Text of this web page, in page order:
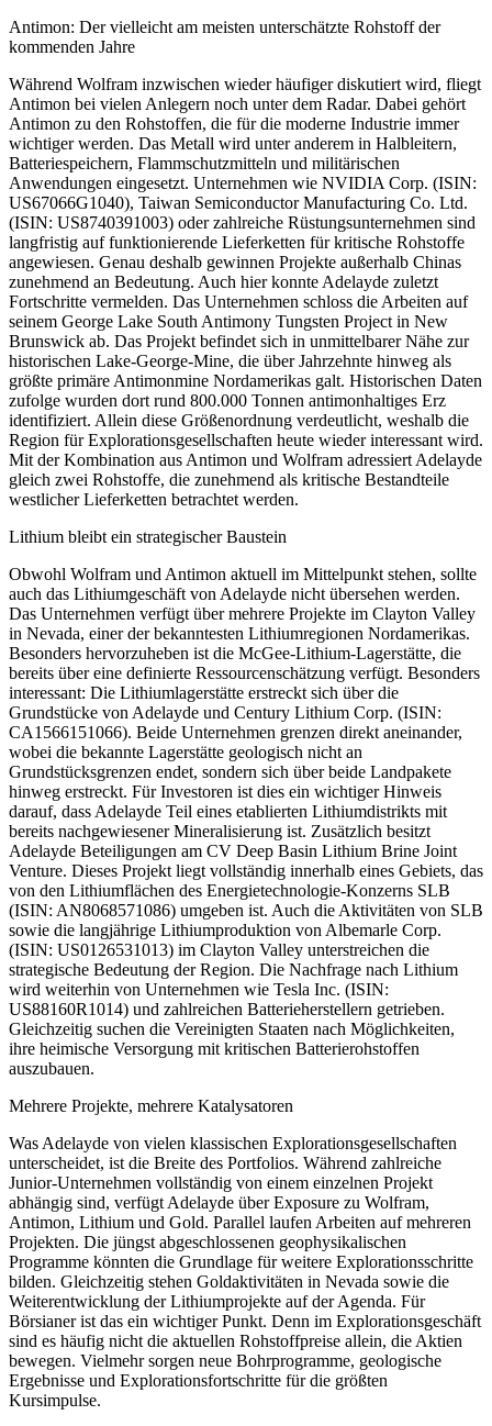
Antimon: Der vielleicht am meisten unterschätzte Rohstoff der
kommenden Jahre
Während Wolfram inzwischen wieder häufiger diskutiert wird, fliegt
Antimon bei vielen Anlegern noch unter dem Radar. Dabei gehört
Antimon zu den Rohstoffen, die für die moderne Industrie immer
wichtiger werden. Das Metall wird unter anderem in Halbleitern,
Batteriespeichern, Flammschutzmitteln und militärischen
Anwendungen eingesetzt. Unternehmen wie NVIDIA Corp. (ISIN:
US67066G1040), Taiwan Semiconductor Manufacturing Co. Ltd.
(ISIN: US8740391003) oder zahlreiche Rüstungsunternehmen sind
langfristig auf funktionierende Lieferketten für kritische Rohstoffe
angewiesen. Genau deshalb gewinnen Projekte außerhalb Chinas
zunehmend an Bedeutung. Auch hier konnte Adelayde zuletzt
Fortschritte vermelden. Das Unternehmen schloss die Arbeiten auf
seinem George Lake South Antimony Tungsten Project in New
Brunswick ab. Das Projekt befindet sich in unmittelbarer Nähe zur
historischen Lake-George-Mine, die über Jahrzehnte hinweg als
größte primäre Antimonmine Nordamerikas galt. Historischen Daten
zufolge wurden dort rund 800.000 Tonnen antimonhaltiges Erz
identifiziert. Allein diese Größenordnung verdeutlicht, weshalb die
Region für Explorationsgesellschaften heute wieder interessant wird.
Mit der Kombination aus Antimon und Wolfram adressiert Adelayde
gleich zwei Rohstoffe, die zunehmend als kritische Bestandteile
westlicher Lieferketten betrachtet werden.
Lithium bleibt ein strategischer Baustein
Obwohl Wolfram und Antimon aktuell im Mittelpunkt stehen, sollte
auch das Lithiumgeschäft von Adelayde nicht übersehen werden.
Das Unternehmen verfügt über mehrere Projekte im Clayton Valley
in Nevada, einer der bekanntesten Lithiumregionen Nordamerikas.
Besonders hervorzuheben ist die McGee-Lithium-Lagerstätte, die
bereits über eine definierte Ressourcenschätzung verfügt. Besonders
interessant: Die Lithiumlagerstätte erstreckt sich über die
Grundstücke von Adelayde und Century Lithium Corp. (ISIN:
CA1566151066). Beide Unternehmen grenzen direkt aneinander,
wobei die bekannte Lagerstätte geologisch nicht an
Grundstücksgrenzen endet, sondern sich über beide Landpakete
hinweg erstreckt. Für Investoren ist dies ein wichtiger Hinweis
darauf, dass Adelayde Teil eines etablierten Lithiumdistrikts mit
bereits nachgewiesener Mineralisierung ist. Zusätzlich besitzt
Adelayde Beteiligungen am CV Deep Basin Lithium Brine Joint
Venture. Dieses Projekt liegt vollständig innerhalb eines Gebiets, das
von den Lithiumflächen des Energietechnologie-Konzerns SLB
(ISIN: AN8068571086) umgeben ist. Auch die Aktivitäten von SLB
sowie die langjährige Lithiumproduktion von Albemarle Corp.
(ISIN: US0126531013) im Clayton Valley unterstreichen die
strategische Bedeutung der Region. Die Nachfrage nach Lithium
wird weiterhin von Unternehmen wie Tesla Inc. (ISIN:
US88160R1014) und zahlreichen Batterieherstellern getrieben.
Gleichzeitig suchen die Vereinigten Staaten nach Möglichkeiten,
ihre heimische Versorgung mit kritischen Batterierohstoffen
auszubauen.
Mehrere Projekte, mehrere Katalysatoren
Was Adelayde von vielen klassischen Explorationsgesellschaften
unterscheidet, ist die Breite des Portfolios. Während zahlreiche
Junior-Unternehmen vollständig von einem einzelnen Projekt
abhängig sind, verfügt Adelayde über Exposure zu Wolfram,
Antimon, Lithium und Gold. Parallel laufen Arbeiten auf mehreren
Projekten. Die jüngst abgeschlossenen geophysikalischen
Programme könnten die Grundlage für weitere Explorationsschritte
bilden. Gleichzeitig stehen Goldaktivitäten in Nevada sowie die
Weiterentwicklung der Lithiumprojekte auf der Agenda. Für
Börsianer ist das ein wichtiger Punkt. Denn im Explorationsgeschäft
sind es häufig nicht die aktuellen Rohstoffpreise allein, die Aktien
bewegen. Vielmehr sorgen neue Bohrprogramme, geologische
Ergebnisse und Explorationsfortschritte für die größten
Kursimpulse.